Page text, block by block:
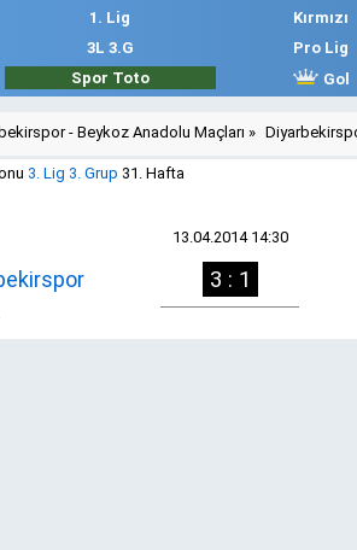
1. Lig Kırmızı
3L 3.G Pro Lig
Spor Toto Gol
- Beykoz Anadolu Maçları »
3. Lig 3. Grup 31. Hafta
13.04.2014 14:30
3 : 1